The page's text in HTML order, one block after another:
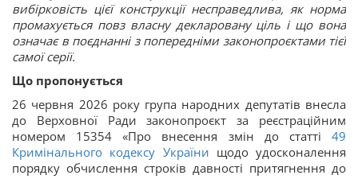
вибірковість цієї конструкції несправедлива, як норма
промахується повз власну декларовану ціль і що вона
означає в поєднанні з попередніми законопроєктами тієї
самої серії.
Що пропонується
26 червня 2026 року група народних депутатів внесла
до Верховної Ради законопроєкт за реєстраційним
номером 15354 «Про внесення змін до статті 49
Кримінального кодексу України щодо удосконалення
порядку обчислення строків давності притягнення до